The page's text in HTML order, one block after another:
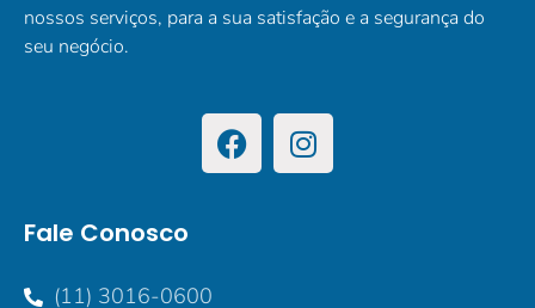
nossos serviços, para a sua satisfação e a segurança do
seu negócio.
Fale Conosco
(11) 3016-0600